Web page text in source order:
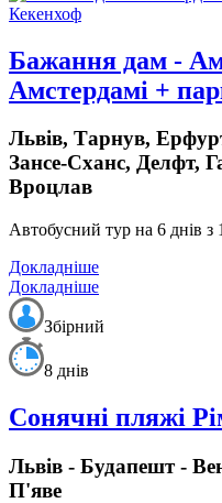
Бажання дам -
Амстердамі +
Львів, Тарнув,
Зансе-Сханс, Делфт,
Вроцлав
Автобусний тур на 6 днів з
Докладніше
Докладніше
Збірний
8 днів
Сонячні пляжі
Львів - Будапешт -
П'яве